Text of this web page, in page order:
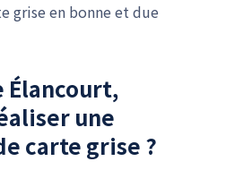
grise en bonne et due
Élancourt,
une
carte grise ?